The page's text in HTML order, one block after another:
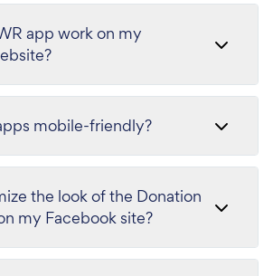
app work on my
mobile-friendly?
the look of the Donation
my Facebook site?